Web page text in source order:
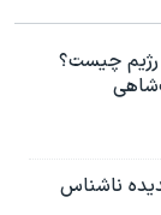
چیست؟
ناشناس